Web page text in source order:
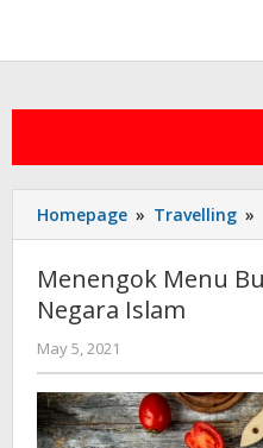
content
Homepage » Travelling »
Menengok Menu
Negara Islam
May 5, 2021
admin